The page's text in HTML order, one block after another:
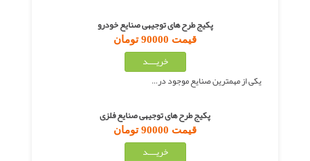
پکیج طرح های توجیهی صنایع خودرو
قیمت 90000 تومان
یکی از مهمترین صنایع موجود در…
پکیج طرح های توجیهی صنایع فلزی
قیمت 90000 تومان